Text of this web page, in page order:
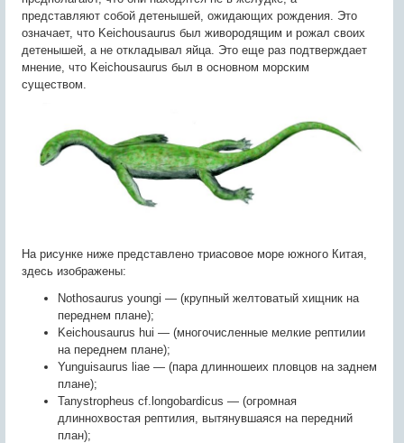
представляют собой детенышей, ожидающих рождения. Это
означает, что Keichousaurus был живородящим и рожал своих
детенышей, а не откладывал яйца. Это еще раз подтверждает
мнение, что Keichousaurus был в основном морским
существом.
На рисунке ниже представлено триасовое море южного Китая,
здесь изображены:
Nothosaurus youngi — (крупный желтоватый хищник на
переднем плане);
Keichousaurus hui — (многочисленные мелкие рептилии
на переднем плане);
Yunguisaurus liae — (пара длинношеих пловцов на заднем
плане);
Tanystropheus cf.longobardicus — (огромная
длиннохвостая рептилия, вытянувшаяся на передний
план);